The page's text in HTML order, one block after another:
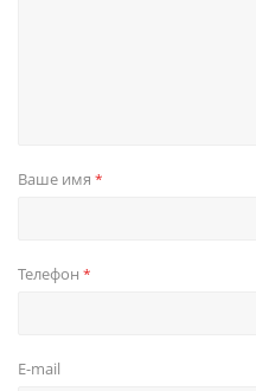
Ваше имя *
Телефон *
E-mail